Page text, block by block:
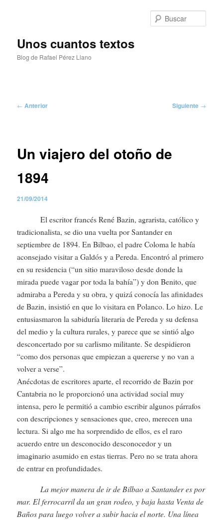
Unos cuantos textos
Blog de Rafael Pérez Llano
Navegación
← Anterior Siguiente →
Un viajero del otoño de
1894
21/09/2014
El escritor francés René Bazin, agrarista, católico y
tradicionalista, se dio una vuelta por Santander en
septiembre de 1894. En Bilbao, el padre Coloma le había
aconsejado visitar a Galdós y a Pereda. Encontró al primero
en su residencia (“un sitio maraviloso desde donde la
mirada puede vagar por toda la bahía”) y don Benito, que
admiraba a Pereda y su obra, y quizá conocía las afinidades
de Bazin, insistió en que lo visitara en Polanco. Lo hizo. Le
entusiasmaron la sabiduría literaria de Pereda y su defensa
del medio y la cultura rurales, y parece que se sintió algo
desconcertado por su carlismo militante. Se despidieron
“como dos personas que empiezan a quererse y no van a
volver a verse”.
Anécdotas de escritores aparte, el recorrido de Bazin por
Cantabria no le proporcionó una actividad social muy
intensa, pero le permitió a cambio escribir algunos párrafos
con descripciones y sensaciones que, creo, merecen una
lectura. Si algo me ha sorprendido de ellos, es el raro
acuerdo entre un desconocido desconocedor y un
imaginario asumido en estas tierras. Pero no se trata ahora
de entrar en profundidades.
La mejor manera de ir de Bilbao a Santander es por
mar. El ferrocarril da un gran rodeo, y baja hasta Venta de
Baños para luego volver a subir hacia el norte. Una línea